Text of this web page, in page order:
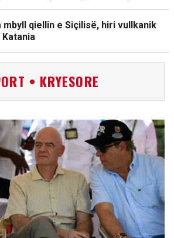
mbyll qiellin e Siçilisë, hiri vullkanik
• KRYESORE